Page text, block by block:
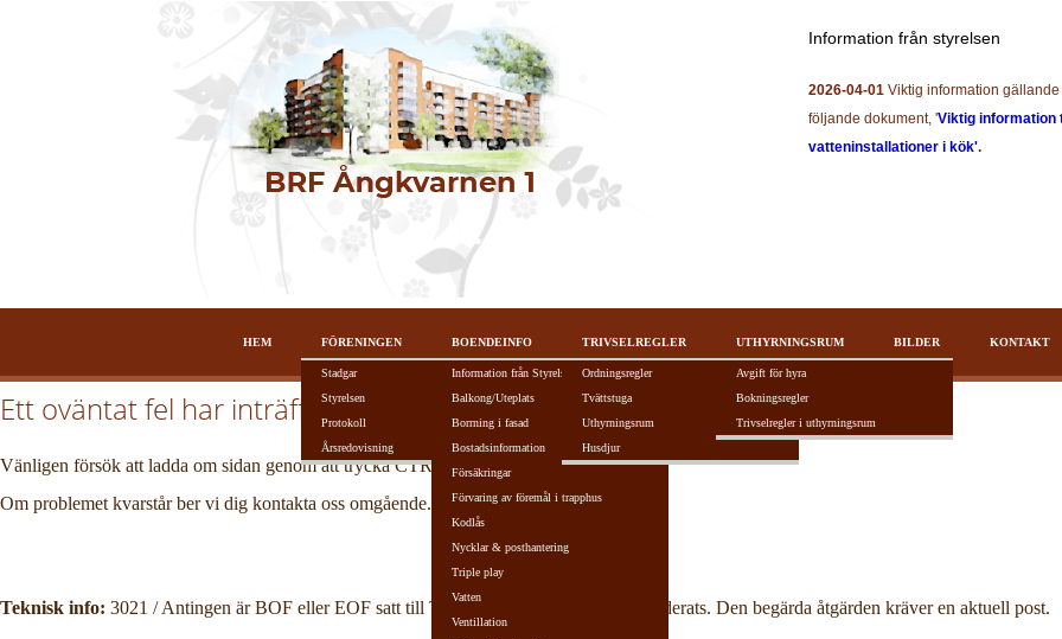
Information från styrelsen
2026-04-01 Viktig information
följande dokument, 'Viktig information
vatteninstallationer i kök'.
HEM FÖRENINGEN
Stadgar
Styrelsen
Protokoll
Årsredovisning
BOENDEINFO
Information från Styrelsen
Balkong/Uteplats
Borrning i fasad
Bostadsinformation
Försäkringar
Förvaring av föremål i trapphus
Kodlås
Nycklar & posthantering
Triple play
Vatten
Ventillation
TRIVSELREGLER
Ordningsregler
Tvättstuga
Uthyrningsrum
Husdjur
UTHYRNINGSRUM
Avgift för hyra
Bokningsregler
Trivselregler i uthyrningsrum
BILDER KONTAKT
Ett oväntat fel har inträffat!
Vänligen försök att ladda om sidan genom att trycka CTRL + R alternativt F5-tangenten.
Om problemet kvarstår ber vi dig kontakta oss omgående.
Teknisk info: 3021 / Antingen är BOF eller EOF satt till True, eller så har aktuell post raderats. Den begärda åtgärden kräver en aktuell post.